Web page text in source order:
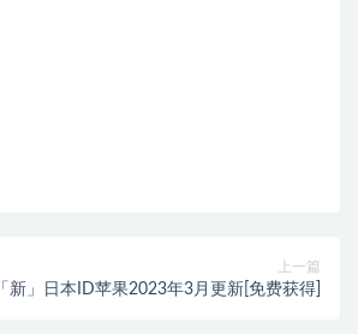
上一篇
「新」日本ID苹果2023年3月更新[免费获得]